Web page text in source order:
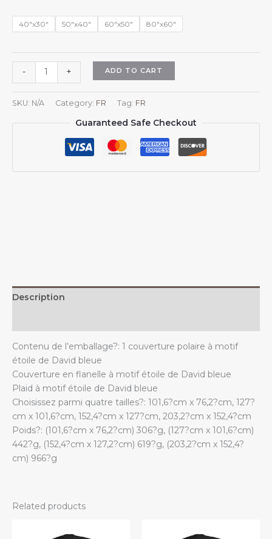
$45.98
40"x30" 50"x40" 60"x50" 80"x60"
-
bleu
étoile
de
David,
lit
quantity
+ ADD TO CART
SKU: N/A Category: FR Tag: FR
Guaranteed Safe Checkout
Description
Contenu de l’emballage?: 1 couverture polaire à motif
étoile de David bleue
Couverture en flanelle à motif étoile de David bleue
Plaid à motif étoile de David bleue
Choisissez parmi quatre tailles?: 101,6?cm x 76,2?cm, 127?
cm x 101,6?cm, 152,4?cm x 127?cm, 203,2?cm x 152,4?cm
Poids?: (101,6?cm x 76,2?cm) 306?g, (127?cm x 101,6?cm)
442?g, (152,4?cm x 127,2?cm) 619?g, (203,2?cm x 152,4?
cm) 966?g
Related products